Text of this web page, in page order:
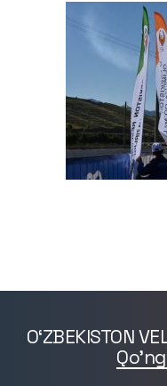
O‘ZBEKISTON